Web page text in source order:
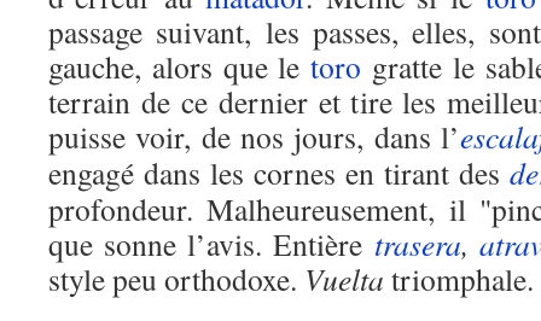
passage suivant, les passes, elles,
gauche, alors que letoro gratte le
terrain de ce dernier et tire les
puisse voir, de nos jours, dans l’
engagé dans les cornes en tirant des
profondeur. Malheureusement, il
que sonne l’avis. Entière trasera,
style peu orthodoxe. Vuelta triomphale.